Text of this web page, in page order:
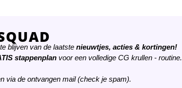
blijven van de laatste nieuwtjes, acties & kortingen!
stappenplan voor een volledige CG krullen - routine.
via de ontvangen mail (check je spam).